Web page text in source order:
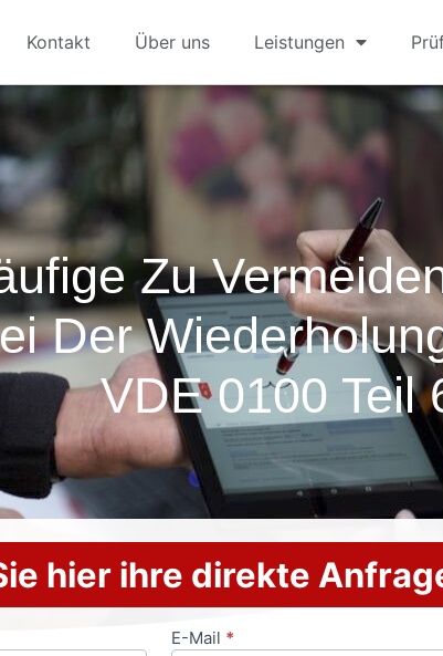
Kontakt Über uns Leistungen
Zu
Der
VDE 0100 Teil
hier ihre direkte
E-Mail *